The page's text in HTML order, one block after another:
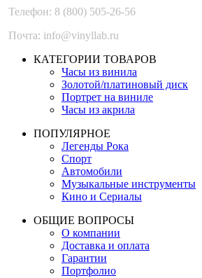
Телефон: 8 (800) 505-26-56
Почта: info@vinyllab.ru
КАТЕГОРИИ ТОВАРОВ
Часы из винила
Золотой/платиновый диск
Портрет на виниле
Часы из акрила
ПОПУЛЯРНОЕ
Легенды Рока
Спорт
Автомобили
Музыкальные инструменты
Кино и Сериалы
ОБЩИЕ ВОПРОСЫ
О компании
Доставка и оплата
Гарантии
Портфолио